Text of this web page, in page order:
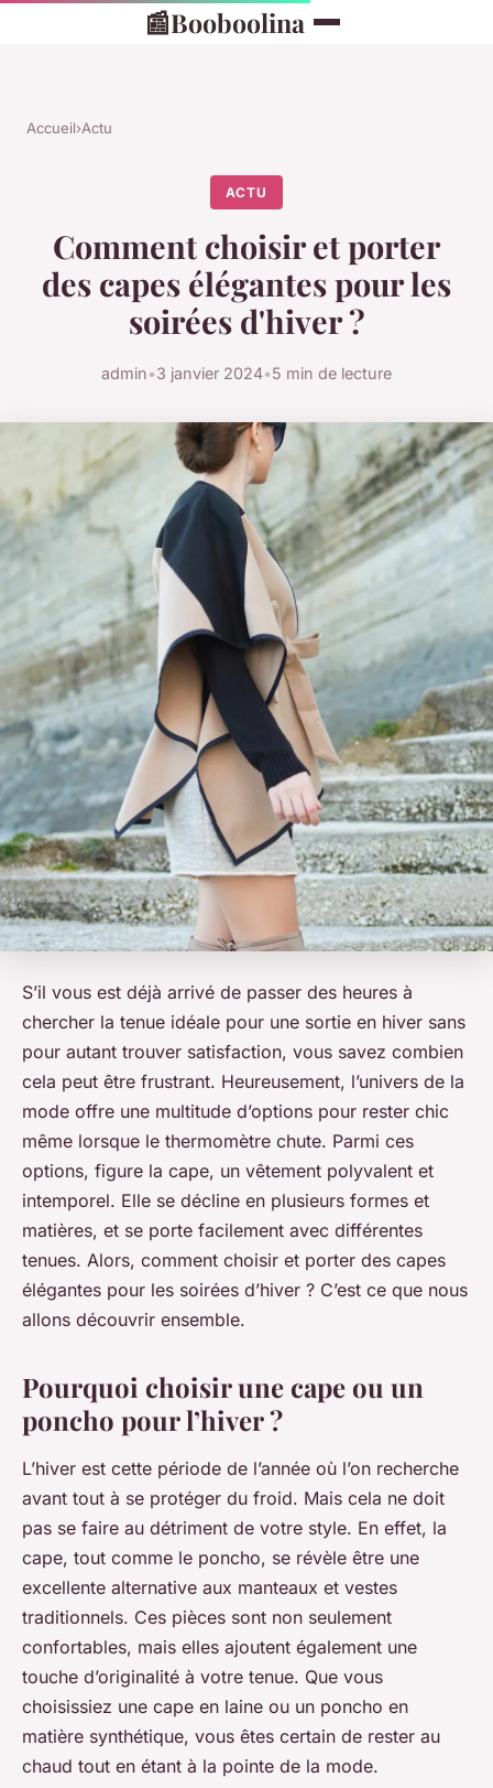
📰Booboolina
Accueil›Actu
ACTU
Comment choisir et porter
des capes élégantes pour les
soirées d'hiver ?
admin•3 janvier 2024•5 min de lecture
S’il vous est déjà arrivé de passer des heures à
chercher la tenue idéale pour une sortie en hiver sans
pour autant trouver satisfaction, vous savez combien
cela peut être frustrant. Heureusement, l’univers de la
mode offre une multitude d’options pour rester chic
même lorsque le thermomètre chute. Parmi ces
options, figure la cape, un vêtement polyvalent et
intemporel. Elle se décline en plusieurs formes et
matières, et se porte facilement avec différentes
tenues. Alors, comment choisir et porter des capes
élégantes pour les soirées d’hiver ? C’est ce que nous
allons découvrir ensemble.
Pourquoi choisir une cape ou un
poncho pour l’hiver ?
L’hiver est cette période de l’année où l’on recherche
avant tout à se protéger du froid. Mais cela ne doit
pas se faire au détriment de votre style. En effet, la
cape, tout comme le poncho, se révèle être une
excellente alternative aux manteaux et vestes
traditionnels. Ces pièces sont non seulement
confortables, mais elles ajoutent également une
touche d’originalité à votre tenue. Que vous
choisissiez une cape en laine ou un poncho en
matière synthétique, vous êtes certain de rester au
chaud tout en étant à la pointe de la mode.